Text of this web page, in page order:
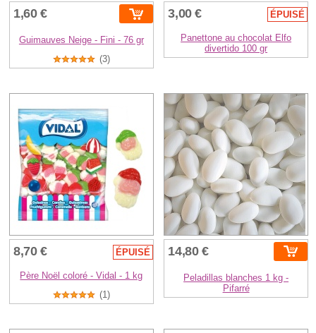
1,60 €
Guimauves Neige - Fini - 76 gr
(3)
3,00 € ÉPUISÉ
Panettone au chocolat Elfo
divertido 100 gr
8,70 € ÉPUISÉ
Père Noël coloré - Vidal - 1 kg
(1)
14,80 €
Peladillas blanches 1 kg -
Pifarré